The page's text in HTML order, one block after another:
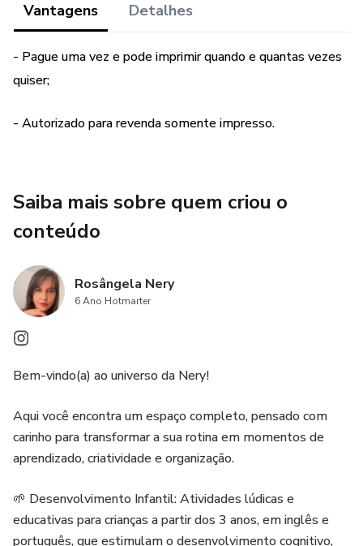
Capa com espaço para adicionar o nome do bebê;
Brinde tags
Vantagens Detalhes
- Pague uma vez e pode imprimir quando e quantas vezes
quiser;
- Autorizado para revenda somente impresso.
Saiba mais sobre quem criou o
conteúdo
Rosângela Nery
6 Ano Hotmarter
Bem-vindo(a) ao universo da Nery!
Aqui você encontra um espaço completo, pensado com
carinho para transformar a sua rotina em momentos de
aprendizado, criatividade e organização.
🌱 Desenvolvimento Infantil: Atividades lúdicas e
educativas para crianças a partir dos 3 anos, em inglês e
português, que estimulam o desenvolvimento cognitivo,